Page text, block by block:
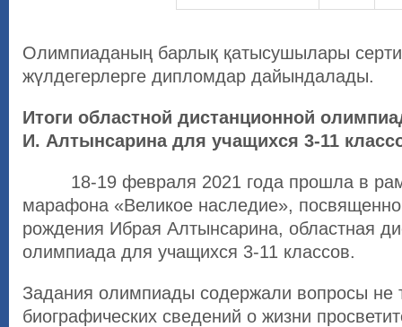
Олимпиаданың барлық қатысушылары
жүлдегерлерге дипломдар дайындалады.
Итоги областной дистанционной
И. Алтынсарина для учащихся 3-11
18-19 февраля 2021 года прошла в
марафона «Великое наследие»,
рождения Ибрая Алтынсарина, областная
олимпиада для учащихся 3-11 классов.
Задания олимпиады содержали вопросы не
биографических сведений о жизни